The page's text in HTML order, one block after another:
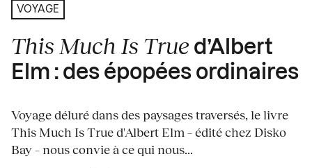
VOYAGE
This Much Is True d’Albert
Elm : des épopées ordinaires
Voyage déluré dans des paysages traversés, le livre
This Much Is True d'Albert Elm – édité chez Disko
Bay – nous convie à ce qui nous...